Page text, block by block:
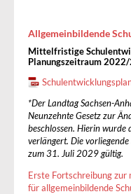
Allgemeinbildende
Mittelfristige
Planungszeitraum
*Der Landtag Sachsen-
Neunzehnte Gesetz zur
beschlossen. Hierin wurde
verlängert. Die
zum 31. Juli 2029 gültig.
Erste Fortschreibung
für allgemeinbildende